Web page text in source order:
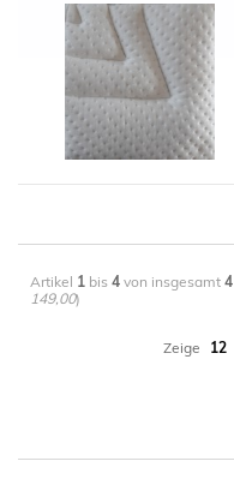
Artikel 1 bis 4 von insgesamt 4
149,00)
Zeige 12